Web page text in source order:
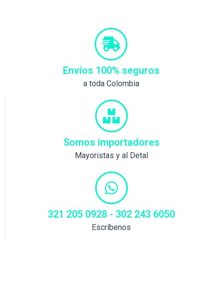
Envíos 100% seguros
a toda Colombia
Somos importadores
Mayoristas y al Detal
321 205 0928 - 302 243 6050
Escríbenos